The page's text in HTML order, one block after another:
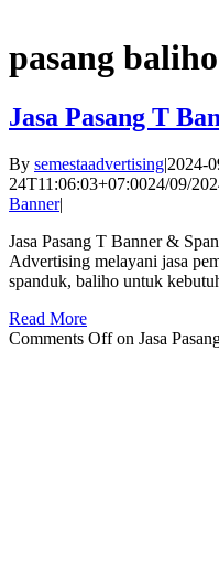
pasang
Jasa Pasang T
By semestaadvertising|2024-
24T11:06:03+07:0024/09/
Banner|
Jasa Pasang T Banner &
Advertising melayani jasa
spanduk, baliho untuk
Read More
Comments Offon Jasa